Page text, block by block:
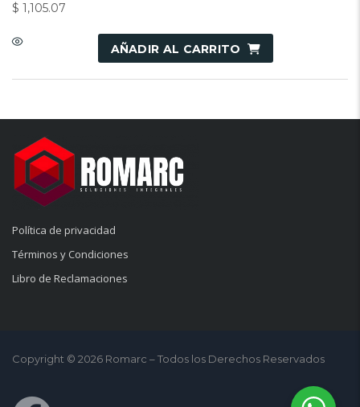
$ 1,105.07
AÑADIR AL CARRITO
Política de privacidad
Términos y Condiciones
Libro de Reclamaciones
Copyright © 2026 Romarc – Todos los Derechos Reservados